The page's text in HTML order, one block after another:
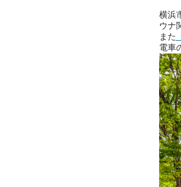
横浜
ウナ
また
電車